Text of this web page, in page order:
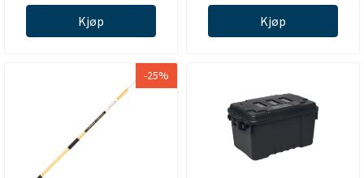
Kjøp Kjøp
-25%